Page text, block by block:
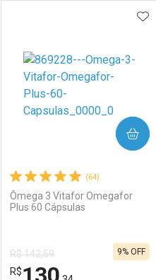
(64)
Ômega 3 Vitafor Omegafor
Plus 60 Cápsulas
R$ 142,59
R$
9% OFF
COMPRAR